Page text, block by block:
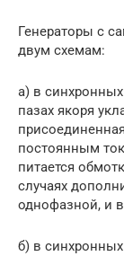
Генераторы с
двум схемам:
а) в
пазах якоря
постоянным
питается
случаях
однофазной, и
б) в